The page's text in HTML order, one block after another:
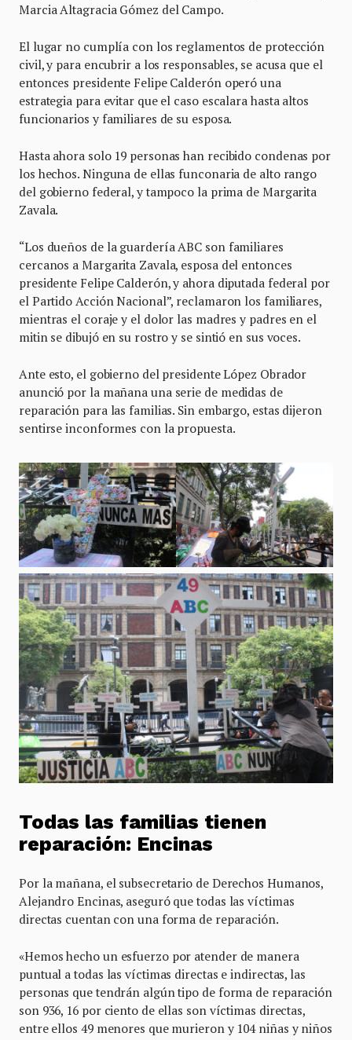
Marcia Altagracia Gómez del Campo.
El lugar no cumplía con los reglamentos de protección
civil, y para encubrir a los responsables, se acusa que el
entonces presidente Felipe Calderón operó una
estrategia para evitar que el caso escalara hasta altos
funcionarios y familiares de su esposa.
Hasta ahora solo 19 personas han recibido condenas por
los hechos. Ninguna de ellas funconaria de alto rango
del gobierno federal, y tampoco la prima de Margarita
Zavala.
“Los dueños de la guardería ABC son familiares
cercanos a Margarita Zavala, esposa del entonces
presidente Felipe Calderón, y ahora diputada federal por
el Partido Acción Nacional”, reclamaron los familiares,
mientras el coraje y el dolor las madres y padres en el
mitin se dibujó en su rostro y se sintió en sus voces.
Ante esto, el gobierno del presidente López Obrador
anunció por la mañana una serie de medidas de
reparación para las familias. Sin embargo, estas dijeron
sentirse inconformes con la propuesta.
Todas las familias tienen
reparación: Encinas
Por la mañana, el subsecretario de Derechos Humanos,
Alejandro Encinas, aseguró que todas las víctimas
directas cuentan con una forma de reparación.
«Hemos hecho un esfuerzo por atender de manera
puntual a todas las víctimas directas e indirectas, las
personas que tendrán algún tipo de forma de reparación
son 936, 16 por ciento de ellas son víctimas directas,
entre ellos 49 menores que murieron y 104 niñas y niños